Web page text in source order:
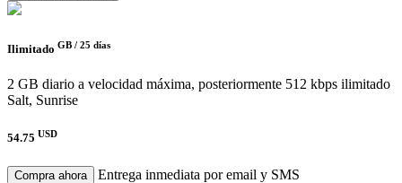
Ilimitado GB / 25 días
2 GB diario a velocidad máxima, posteriormente 512 kbps ilimitado
Salt, Sunrise
54.75 USD
Compra ahora
Entrega inmediata por email y SMS